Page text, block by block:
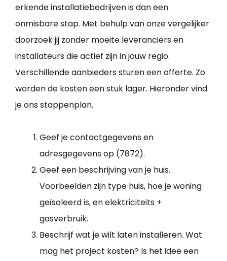
erkende installatiebedrijven is dan een
onmisbare stap. Met behulp van onze vergelijker
doorzoek jij zonder moeite leveranciers en
installateurs die actief zijn in jouw regio.
Verschillende aanbieders sturen een offerte. Zo
worden de kosten een stuk lager. Hieronder vind
je ons stappenplan.
Geef je contactgegevens en
adresgegevens op (7872).
Geef een beschrijving van je huis.
Voorbeelden zijn type huis, hoe je woning
geïsoleerd is, en elektriciteits +
gasverbruik.
Beschrijf wat je wilt laten installeren. Wat
mag het project kosten? Is het idee een